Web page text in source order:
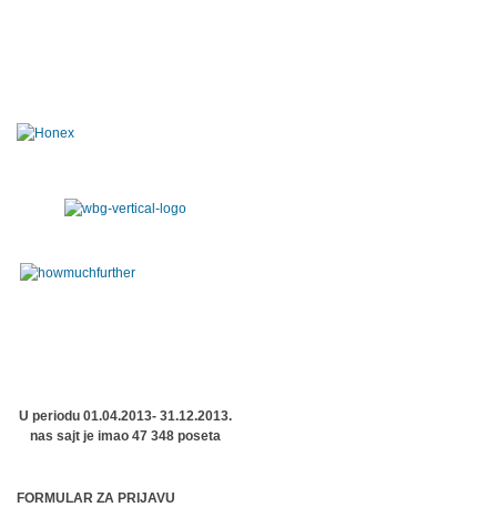
U periodu 01.04.2013- 31.12.2013.
nas sajt je imao 47 348 poseta
FORMULAR ZA PRIJAVU